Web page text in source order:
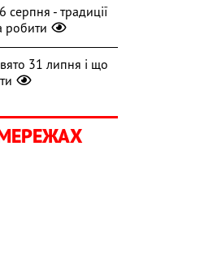
серпня - традиції
робити
31 липня і що